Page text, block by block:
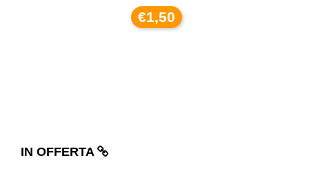
€1,50
IN OFFERTA